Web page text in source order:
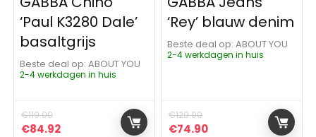
‘Paul K3280 Dale’
basaltgrijs
Beste deal op:
ABOUT YOU
2-4 werkdagen in huis
€119.00
Oorspronkelijke prijs was: €119.00.
€84.92Huidige prijs is: €84.92.
‘Rey’ blauw denim
Beste deal op:
ABOUT YOU
2-4 werkdagen in huis
€129.00
Oorspronkelijke prijs was:
€74.90Huidige prijs is: